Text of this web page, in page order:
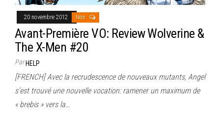
20 novembre 2012 Non
Avant-Première VO: Review Wolverine &
The X-Men #20
ParHELP
[FRENCH] Avec la recrudescence de nouveaux mutants, Angel
s’est trouvé une nouvelle vocation: ramener un maximum de
« brebis » vers la…